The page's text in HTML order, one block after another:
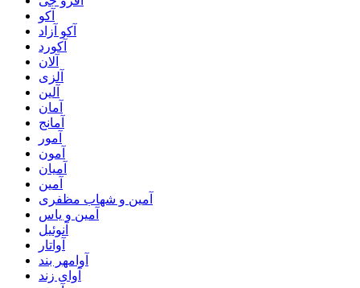
آکو
آکو آزاد
آکورد
آلان
آلزی
آلین
آمان
آمانج
آمور
آمون
آمیان
آمین
آمین و شهاب مظفری
آمین و یاس
آنوئیل
آواتار
آوامهر بند
آوای زند